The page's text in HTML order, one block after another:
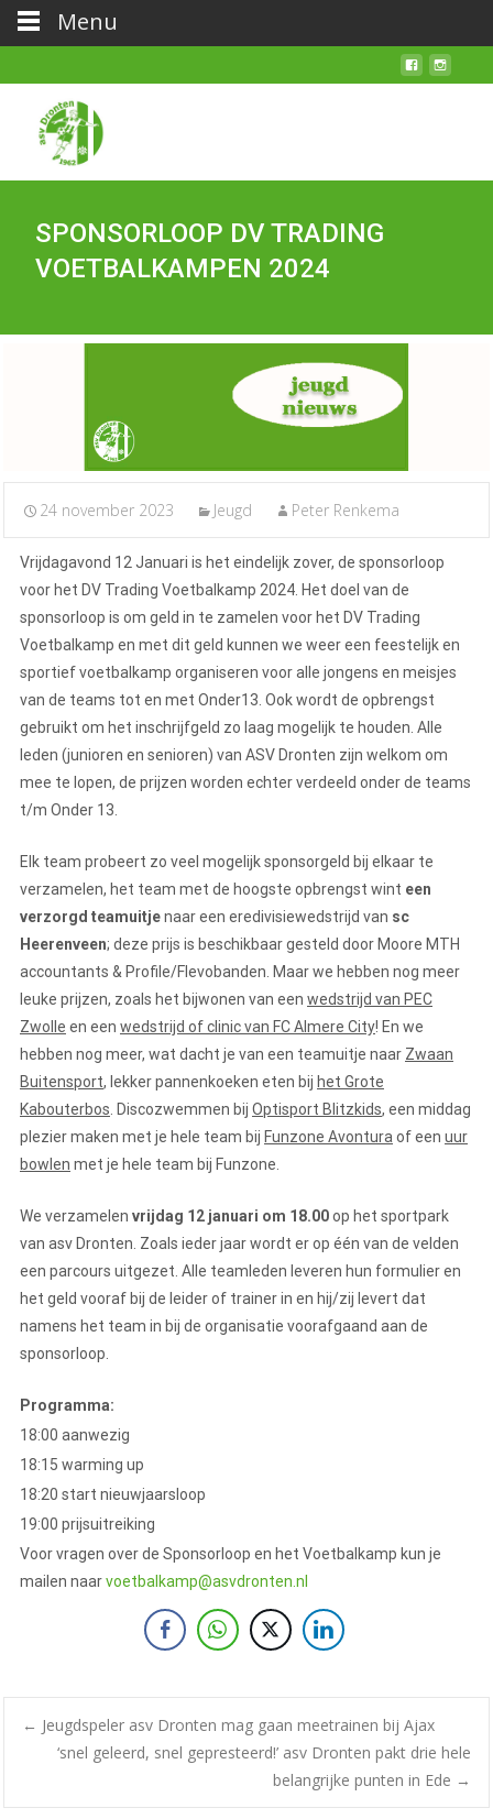
SPONSORLOOP DV TRADING
VOETBALKAMPEN 2024
24 november 2023 Jeugd Peter Renkema
Vrijdagavond 12 Januari is het eindelijk zover, de sponsorloop
voor het DV Trading Voetbalkamp 2024. Het doel van de
sponsorloop is om geld in te zamelen voor het DV Trading
Voetbalkamp en met dit geld kunnen we weer een feestelijk en
sportief voetbalkamp organiseren voor alle jongens en meisjes
van de teams tot en met Onder13. Ook wordt de opbrengst
gebruikt om het inschrijfgeld zo laag mogelijk te houden. Alle
leden (junioren en senioren) van ASV Dronten zijn welkom om
mee te lopen, de prijzen worden echter verdeeld onder de teams
t/m Onder 13.
Elk team probeert zo veel mogelijk sponsorgeld bij elkaar te
verzamelen, het team met de hoogste opbrengst wint een
verzorgd teamuitjenaar een eredivisiewedstrijd van sc
Heerenveen; deze prijs is beschikbaar gesteld door Moore MTH
accountants & Profile/Flevobanden. Maar we hebben nog meer
leuke prijzen, zoals het bijwonen van een wedstrijd van PEC
Zwolle en een wedstrijd of clinic van FC Almere City! En we
hebben nog meer, wat dacht je van een teamuitje naar Zwaan
Buitensport, lekker pannenkoeken eten bij het Grote
Kabouterbos. Discozwemmen bij Optisport Blitzkids, een middag
plezier maken met je hele team bij Funzone Avonturaof een uur
bowlen met je hele team bij Funzone.
We verzamelen vrijdag 12 januari om 18.00op het sportpark
van asv Dronten. Zoals ieder jaar wordt er op één van de velden
een parcours uitgezet. Alle teamleden leveren hun formulier en
het geld vooraf bij de leider of trainer in en hij/zij levert dat
namens het team in bij de organisatie voorafgaand aan de
sponsorloop.
Programma:
18:00 aanwezig
18:15 warming up
18:20 start nieuwjaarsloop
19:00 prijsuitreiking
Voor vragen over de Sponsorloop en het Voetbalkamp kun je
mailen naarvoetbalkamp@asvdronten.nl
← Jeugdspeler asv Dronten mag gaan meetrainen bij Ajax
‘snel geleerd, snel gepresteerd!’ asv Dronten pakt drie hele
belangrijke punten in Ede →
Menu